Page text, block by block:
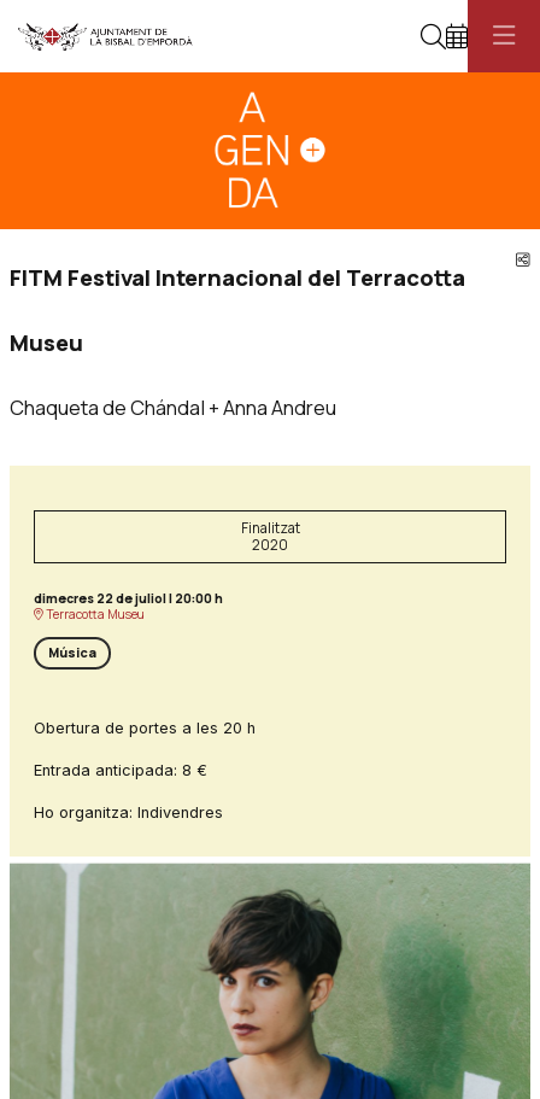
Cerca
FITM Festival Internacional del Terracotta
Museu
Chaqueta de Chándal + Anna Andreu
Finalitzat
2020
dimecres 22 de juliol| 20:00 h
Terracotta Museu
Música
Obertura de portes a les 20 h
Entrada anticipada: 8 €
Ho organitza: Indivendres